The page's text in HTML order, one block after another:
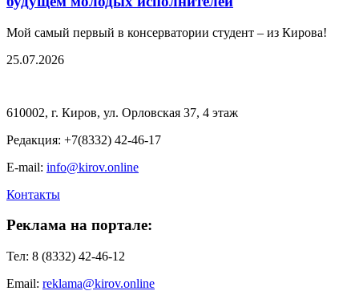
Мой самый первый в консерватории студент – из Кирова!
25.07.2026
610002, г. Киров, ул. Орловская 37, 4 этаж
Редакция: +7(8332) 42-46-17
E-mail: info@kirov.online
Контакты
Реклама на портале:
Тел: 8 (8332) 42-46-12
Email: reklama@kirov.online